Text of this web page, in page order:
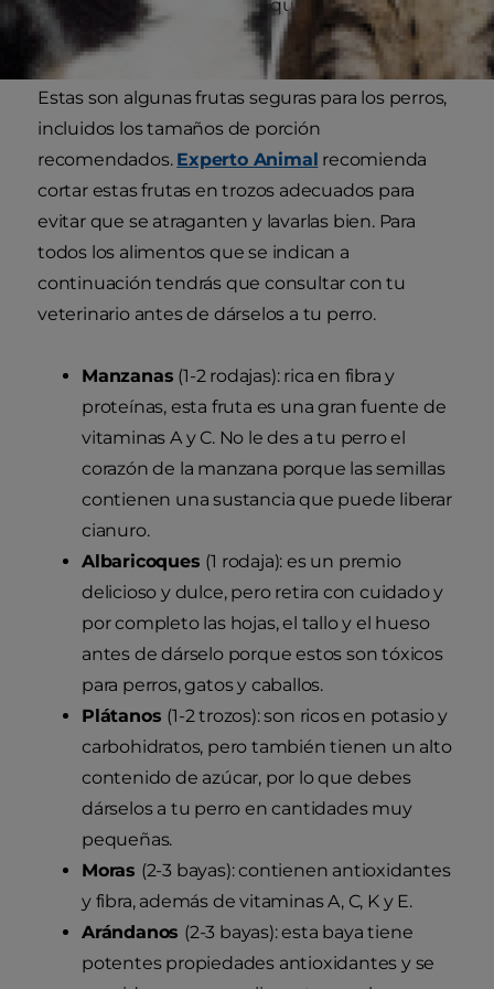
semillas, huesos y tallos, ya que algunos de ellos
pueden ser tóxicos.
Estas son algunas frutas seguras para los perros,
incluidos los tamaños de porción
recomendados. Experto Animal recomienda
cortar estas frutas en trozos adecuados para
evitar que se atraganten y lavarlas bien. Para
todos los alimentos que se indican a
continuación tendrás que consultar con tu
veterinario antes de dárselos a tu perro.
Manzanas (1-2 rodajas): rica en fibra y
proteínas, esta fruta es una gran fuente de
vitaminas A y C. No le des a tu perro el
corazón de la manzana porque las semillas
contienen una sustancia que puede liberar
cianuro.
Albaricoques (1 rodaja): es un premio
delicioso y dulce, pero retira con cuidado y
por completo las hojas, el tallo y el hueso
antes de dárselo porque estos son tóxicos
para perros, gatos y caballos.
Plátanos (1-2 trozos): son ricos en potasio y
carbohidratos, pero también tienen un alto
contenido de azúcar, por lo que debes
dárselos a tu perro en cantidades muy
pequeñas.
Moras (2-3 bayas): contienen antioxidantes
y fibra, además de vitaminas A, C, K y E.
Arándanos (2-3 bayas): esta baya tiene
potentes propiedades antioxidantes y se